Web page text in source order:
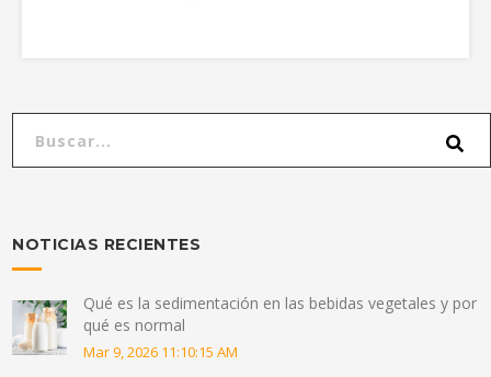
NOTICIAS RECIENTES
Qué es la sedimentación en las bebidas vegetales y por
qué es normal
Mar 9, 2026 11:10:15 AM